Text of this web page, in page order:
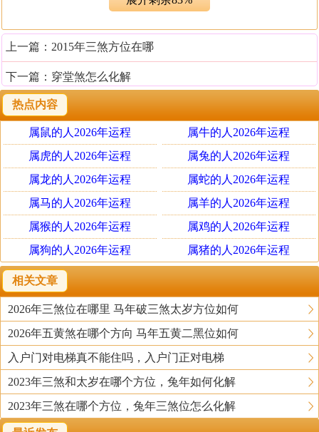
凹、凸角缺角均为不吉现代房宅来说多外凸内凹有缺角。在风水上
我们称之为“缺宫”。房宅中缺少了宫位当然会有不利。首先，缺角
导致宅运不旺，有诗为证：
坎宅屋基若缺巽，长房多死少年人；
艮宅屋基若缺坤，长房无子谁人问；
震宅屋基若缺乾，长房遗腹不需言；
巽宅屋基若缺震，长房一定天无人；
离宅屋基若缺乾，长房无子不须嫌；
坤宅屋基若缺艮，中房天死少年人；
兑宅屋基缺无穷，诸房消灭一场空。
房屋不同方位的缺角风水
房屋东边缺角：东方为震宫，代表家中长子的位置，如果此处缺
角，则对家中长子或者老年阶段的男士不利，不旺男丁，不利于健
康事业，需防肝胆方面疾病，并逢寅卯辰（即：虎、兔、龙年）流
年落空，运程不遂，不利于投资、科举和远行。东位主是非位。缺
上一篇： 2015年三煞方位在哪
下一篇： 穿堂煞怎么化解
热点内容
属鼠的人2026年运程
属牛的人2026年运程
属虎的人2026年运程
属兔的人2026年运程
属龙的人2026年运程
属蛇的人2026年运程
属马的人2026年运程
属羊的人2026年运程
属猴的人2026年运程
属鸡的人2026年运程
属狗的人2026年运程
属猪的人2026年运程
相关文章
2026年三煞位在哪里 马年破三煞太岁方位如何
2026年五黄煞在哪个方向 马年五黄二黑位如何
入户门对电梯真不能住吗，入户门正对电梯
2023年三煞和太岁在哪个方位，兔年如何化解
2023年三煞在哪个方位，兔年三煞位怎么化解